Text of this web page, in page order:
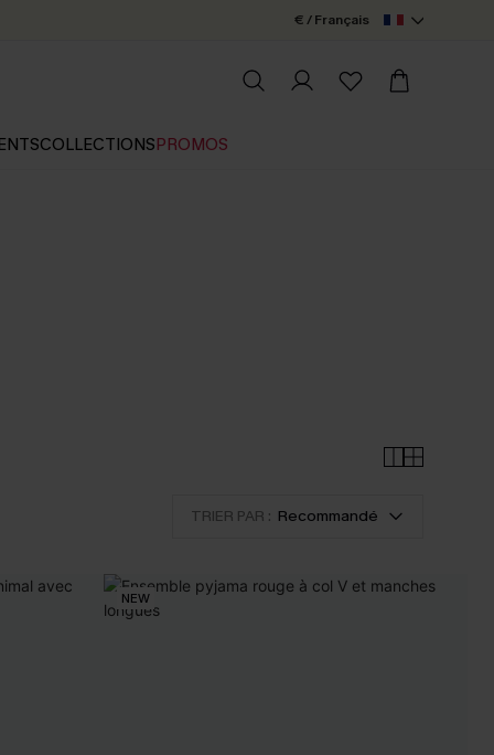
€ / Français
COLLECTIONSPROMOS
TRIER PAR : Recommandé
NEW